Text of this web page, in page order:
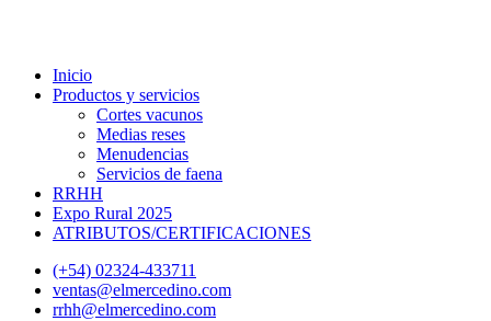
Inicio
Productos y servicios
Cortes vacunos
Medias reses
Menudencias
Servicios de faena
RRHH
Expo Rural 2025
ATRIBUTOS/CERTIFICACIONES
(+54) 02324-433711
ventas@elmercedino.com
rrhh@elmercedino.com